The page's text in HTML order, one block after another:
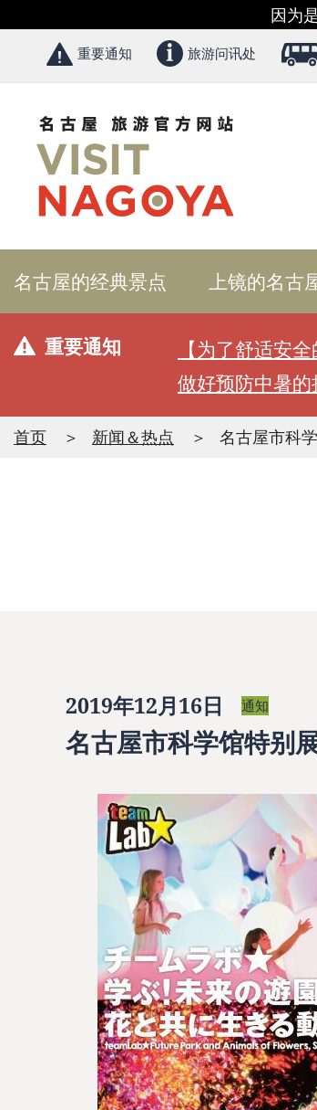
因为
重要通知 旅游问讯处
名古屋的经典景点 上镜的名古
重要通知
【为了舒适安
做好预防中暑的
首页 新闻＆热点 名古屋市科
2019年12月16日 通知
名古屋市科学馆特别